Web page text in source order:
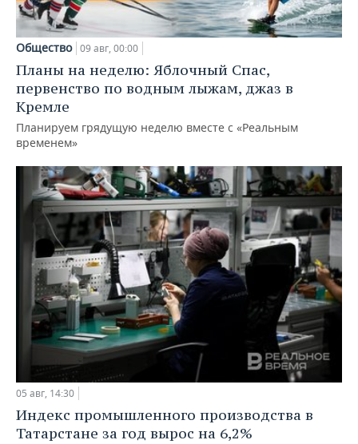
Общество 09 авг, 00:00
Планы на неделю: Яблочный Спас,
первенство по водным лыжам, джаз в
Кремле
Планируем грядущую неделю вместе с «Реальным
временем»
05 авг, 14:30
Индекс промышленного производства в
Татарстане за год вырос на 6,2%